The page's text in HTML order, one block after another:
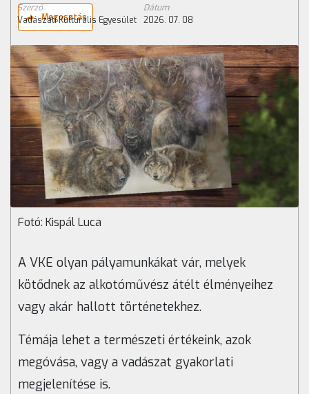
Szerző
Vadászati Kulturális Egyesület
Dátum
2026. 07. 08
Megosztás
Fotó: Kispál Luca
A VKE olyan pályamunkákat vár, melyek
kötődnek az alkotóművész átélt élményeihez
vagy akár hallott történetekhez.
Témája lehet a természeti értékeink, azok
megóvása, vagy a vadászat gyakorlati
megjelenítése is.